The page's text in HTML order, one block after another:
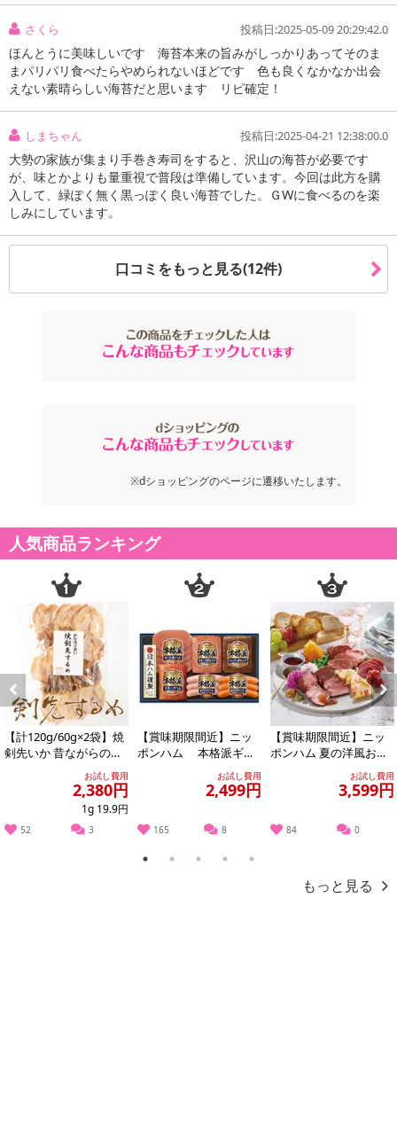
さくら 投稿日:2025-05-09 20:29:42.0
ほんとうに美味しいです 海苔本来の旨みがしっかりあってそのま
まパリパリ食べたらやめられないほどです 色も良くなかなか出会
えない素晴らしい海苔だと思います リピ確定！
しまちゃん 投稿日:2025-04-21 12:38:00.0
大勢の家族が集まり手巻き寿司をすると、沢山の海苔が必要です
が、味とかよりも量重視で普段は準備しています。今回は此方を購
入して、緑ぽく無く黒っぽく良い海苔でした。ＧWに食べるのを楽
しみにしています。
口コミをもっと見る(12件)
※dショッピングのページに遷移いたします。
人気商品ランキング
Previous
【計120g/60g×2袋】焼
剣先いか 昔ながらのお
つまみ珍味 イカ好きに
お試し費用
2,380円
1g 19.9円
52 3
【賞味期限間近】ニッ
ポンハム 本格派ギフ
お試し費用
2,499円
165 8
【賞味期限間近】ニッ
ポンハム 夏の洋風おつ
お試し費用
3,599円
84 0
Next
1 2 3 4 5
もっと見る